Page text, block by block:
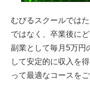
むびるスクールでは
ではなく、卒業後に
副業として毎月5万円
して安定的に収入を
って最適なコースを